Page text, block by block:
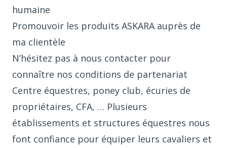
humaine
Promouvoir les produits ASKARA auprès de
ma clientèle
N’hésitez pas à nous contacter pour
connaître nos conditions de partenariat
Centre équestres, poney club, écuries de
propriétaires, CFA, … Plusieurs
établissements et structures équestres nous
font confiance pour équiper leurs cavaliers et